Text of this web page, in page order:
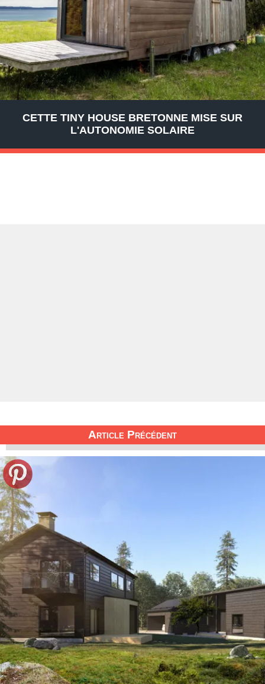
CETTE TINY HOUSE BRETONNE MISE SUR
L'AUTONOMIE SOLAIRE
Article Précédent